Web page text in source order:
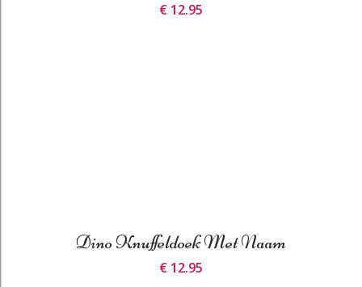
€ 12.95
Dino Knuffeldoek Met Naam
€ 12.95